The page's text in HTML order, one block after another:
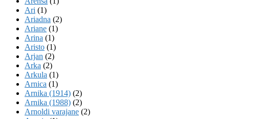
Ari (1)
Ariadna (2)
Ariane (1)
Arina (1)
Aristo (1)
Arjan (2)
Arka (2)
Arkula (1)
Arnica (1)
Arnika (1914) (2)
Arnika (1988) (2)
Arnoldi varajane (2)